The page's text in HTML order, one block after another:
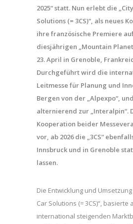
2025“ statt. Nun erlebt die
Solutions (= 3CS)“, als neues
ihre französische Premiere
diesjährigen „Mountain
23. April in Grenoble,
Durchgeführt wird die
Leitmesse für Planung und
Bergen von der „Alpexpo“,
alternierend zur „Interalpin“.
Kooperation beider
vor, ab 2026 die „3CS“
Innsbruck und in Grenoble
lassen.
Die Entwicklung und Umsetzung
Car Solutions (= 3CS)“, basierte
international steigenden